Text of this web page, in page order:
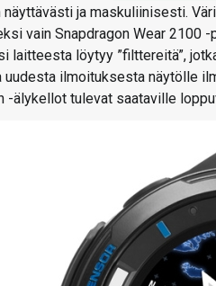
ja maskuliinisesti.
vain Snapdragon Wear 2100
laitteesta löytyy ”filttereitä”,
ilmoituksesta näytölle
-älykellot tulevat saataville